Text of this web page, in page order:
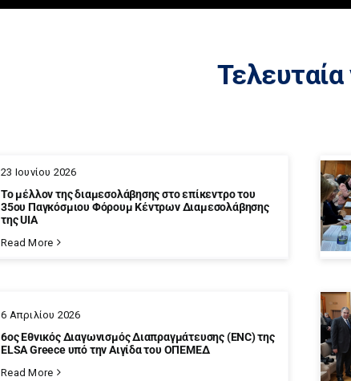
Τελευταία
Το μέλλον της διαμεσολάβησης στο επίκεντρο του
35ου Παγκόσμιου Φόρουμ Κέντρων Διαμεσολάβησης
της UIA
23 Ιουνίου 2026
Read More
6ος Εθνικός Διαγωνισμός Διαπραγμάτευσης (ENC) της
ELSA Greece υπό την Αιγίδα του ΟΠΕΜΕΔ
6 Απριλίου 2026
Read More